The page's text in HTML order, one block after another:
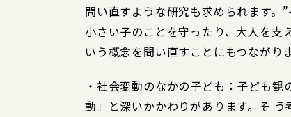
問い直すような研究も求められます。
小さい子のことを守ったり、大人を支
いう概念を問い直すことにもつながりま
・社会変動のなかの子ども：子ども
動」と深いかかわりがあります。そ